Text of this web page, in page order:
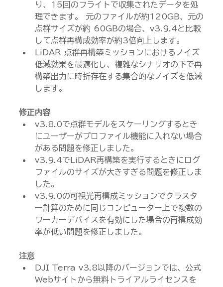
り、15回のフライトで収集されたデータを処
理できます。 元のファイルが約120GB、元の
点群サイズが約 60GBの場合、v3.9.4と比較
して点群再構成効率が約3倍向上します。
LiDAR 点群再構築ミッションにおけるノイズ
低減効果を最適化し、複雑なシナリオの下で再
構築出力に時折存在する集合的なノイズを低減
します。
修正内容
v3.8.0で点群モデルをスケーリングするとき
にユーザーがプロファイル機能に入れない場合
がある問題を修正しました。
v3.9.4でLiDAR再構築を実行するときにログ
ファイルのサイズが大きすぎる問題を修正しま
した。
v3.9.0の可視光再構成ミッションでクラスタ
ー計算のために同じコンピューター上で複数の
ワーカーデバイスを有効にした場合の再構成効
率が低い問題を修正しました。
注意
DJI Terra v3.8以降のバージョンでは、公式
Webサイトから無料トライアルライセンスを